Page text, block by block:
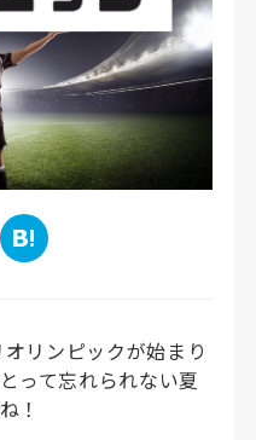
リンピックが始まり
って忘れられない夏
！